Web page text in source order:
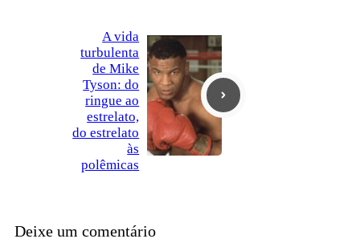
A vida
turbulenta
de Mike
Tyson: do
ringue ao
estrelato,
do estrelato
às
polêmicas
Deixe um comentário